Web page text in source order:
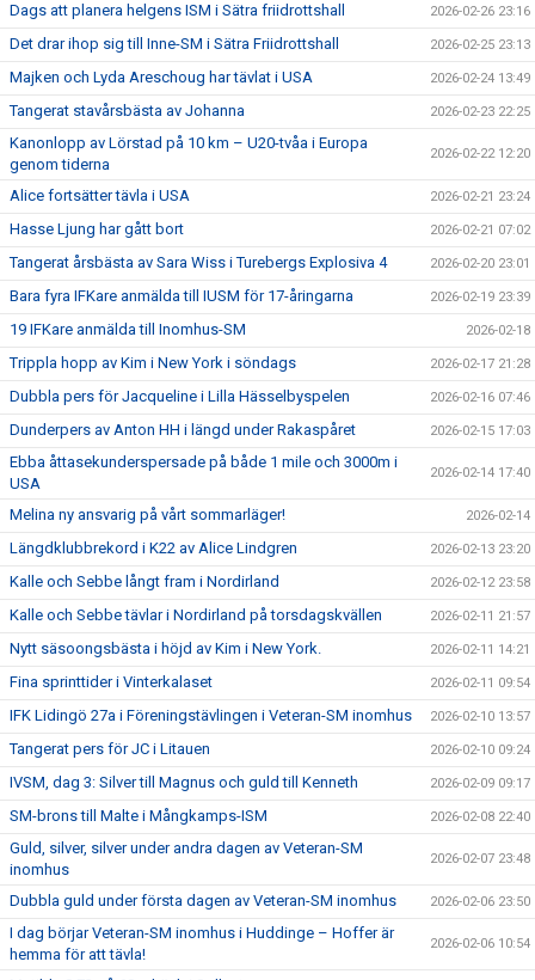
Dags att planera helgens ISM i Sätra friidrottshall 2026-02-26 23:16
Det drar ihop sig till Inne-SM i Sätra Friidrottshall 2026-02-25 23:13
Majken och Lyda Areschoug har tävlat i USA 2026-02-24 13:49
Tangerat stavårsbästa av Johanna 2026-02-23 22:25
Kanonlopp av Lörstad på 10 km – U20-tvåa i Europa
genom tiderna
2026-02-22 12:20
Alice fortsätter tävla i USA 2026-02-21 23:24
Hasse Ljung har gått bort 2026-02-21 07:02
Tangerat årsbästa av Sara Wiss i Turebergs Explosiva 4 2026-02-20 23:01
Bara fyra IFKare anmälda till IUSM för 17-åringarna 2026-02-19 23:39
19 IFKare anmälda till Inomhus-SM 2026-02-18
Trippla hopp av Kim i New York i söndags 2026-02-17 21:28
Dubbla pers för Jacqueline i Lilla Hässelbyspelen 2026-02-16 07:46
Dunderpers av Anton HH i längd under Rakaspåret 2026-02-15 17:03
Ebba åttasekunderspersade på både 1 mile och 3000m i
USA
2026-02-14 17:40
Melina ny ansvarig på vårt sommarläger! 2026-02-14
Längdklubbrekord i K22 av Alice Lindgren 2026-02-13 23:20
Kalle och Sebbe långt fram i Nordirland 2026-02-12 23:58
Kalle och Sebbe tävlar i Nordirland på torsdagskvällen 2026-02-11 21:57
Nytt säsoongsbästa i höjd av Kim i New York. 2026-02-11 14:21
Fina sprinttider i Vinterkalaset 2026-02-11 09:54
IFK Lidingö 27a i Föreningstävlingen i Veteran-SM inomhus 2026-02-10 13:57
Tangerat pers för JC i Litauen 2026-02-10 09:24
IVSM, dag 3: Silver till Magnus och guld till Kenneth 2026-02-09 09:17
SM-brons till Malte i Mångkamps-ISM 2026-02-08 22:40
Guld, silver, silver under andra dagen av Veteran-SM
inomhus
2026-02-07 23:48
Dubbla guld under första dagen av Veteran-SM inomhus 2026-02-06 23:50
I dag börjar Veteran-SM inomhus i Huddinge – Hoffer är
hemma för att tävla!
2026-02-06 10:54